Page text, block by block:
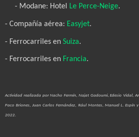
- Modane: Hotel Le Perce-Neige.
- Compañía aérea: Easyjet.
- Ferrocarriles en Suiza.
- Ferrocarriles en Francia.
Actividad realizada por Nacho Fermín, Najat Gadoumi, Edesio Vidal,
Paco Briones, Juan Carlos Fernández, Rául Montes, Manuel L.
2022.